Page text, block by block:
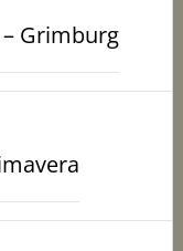
Grimburg